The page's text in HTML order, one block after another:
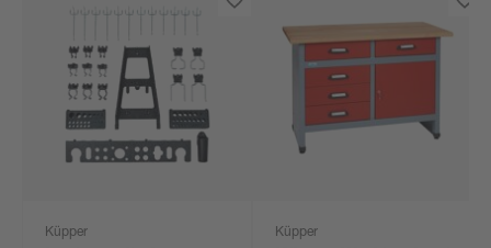
Küpper Küpper